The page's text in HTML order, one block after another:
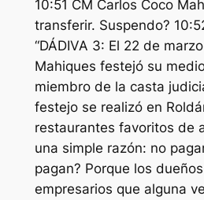
“DÁDIVA 3: El 22 de
Mahiques festejó su
miembro de la casta
festejo se realizó en
restaurantes favoritos de
una simple razón: no
pagan? Porque los
empresarios que alguna